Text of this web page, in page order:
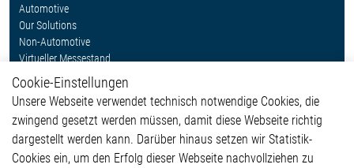
Automotive
Our Solutions
Non-Automotive
Virtueller Messestand
Weitere Links
Glossar
Kontakt
Hinweisgeberschutzsystem
Cookie-Einstellungen
Unsere Webseite verwendet technisch notwendige Cookies, die
zwingend gesetzt werden müssen, damit diese Webseite richtig
dargestellt werden kann. Darüber hinaus setzen wir Statistik-
Cookies ein, um den Erfolg dieser Webseite nachvollziehen zu